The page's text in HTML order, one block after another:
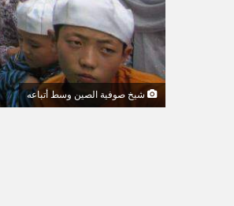
شيخ صوفية الصين وسط أتباعه